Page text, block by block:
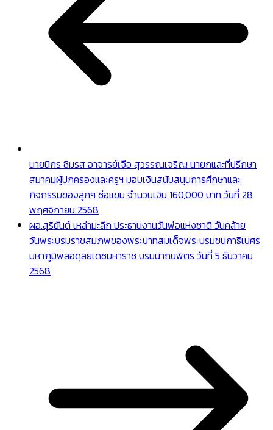
นายนิกร ชิมรส อาจารย์เจือ สุวรรณเจริญ นายกและที่ปรึกษา
สมาคมผู้ปกครองและครูฯ มอบเงินสนับสนุนการศึกษาและ
กิจกรรมของลูกๆ ช่อแขม จำนวนเงิน 160,000 บาท วันที่ 28
พฤศจิกายน 2568
ผอ.สุริยันต์ เหล่ามะลึก ประธานงานวันพ่อแห่งชาติ วันคล้าย
วันพระบรมราชสมภพของพระบาทสมเด็จพระบรมชนกาธิเบศร
มหาภูมิพลอดุลยเดชมหาราช บรมนาถบพิตร วันที่ 5 ธันวาคม
2568